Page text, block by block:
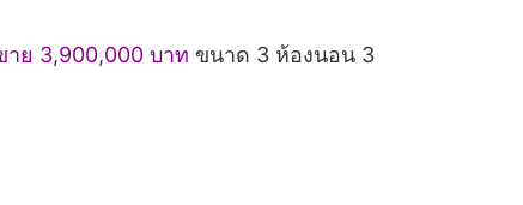
าย 3,900,000 บาท ขนาด 3 ห้องนอน 3